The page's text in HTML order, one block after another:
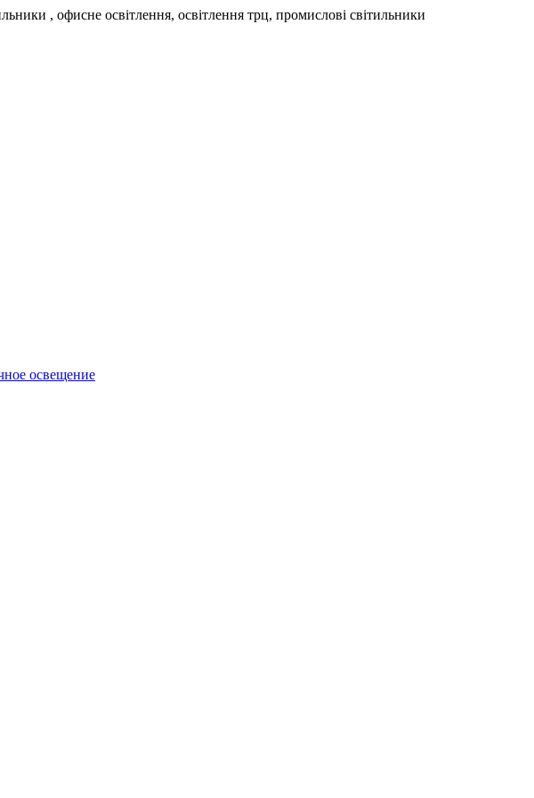
, офисне освітлення, освітлення трц, промислові світильники
освещение